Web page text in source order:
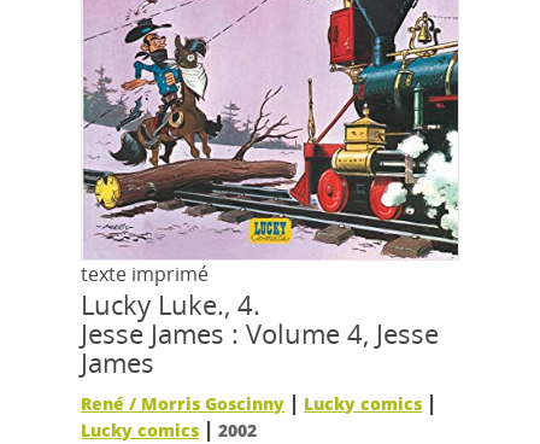
texte imprimé
Lucky Luke., 4.
Jesse James : Volume 4, Jesse
James
René / Morris Goscinny | Lucky comics |
Lucky comics |2002